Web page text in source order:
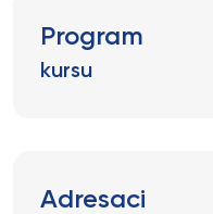
Program
kursu
Adresaci